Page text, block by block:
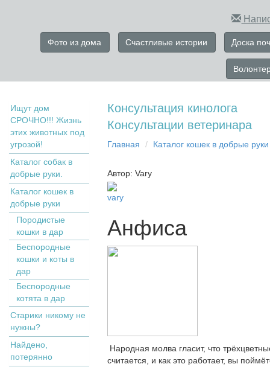
Фото из дома Счастливые истории Доска
Ищут дом
СРОЧНО!!! Жизнь
этих животных под
угрозой!
Каталог собак в
добрые руки.
Кaтaлoг кoшек в
дoбрыe рyки
Пopoдистыe
кoшки в дaр
Бecпopoдныe
кoшки и коты в
дap
Беспородные
котята в дар
Старики никому не
нужны?
Найдено,
потерянно
Консультация кинолога
Консультации ветеринара
Главная Кaтaлoг кoшек в дoбрыe рyки
Автор: Vary
vary
Анфиса
Народная молва гласит, что
считается, и как это работает, вы